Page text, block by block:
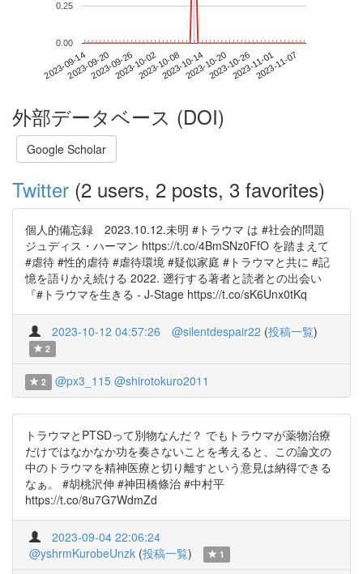
2023-09-142023-09-202023-09-262023-10-022023-10-082023-10-142023-10-202023-10-262023-11-012023-11-07
0.00
0.25
外部データベース (DOI)
Google Scholar
Twitter (2 users, 2 posts, 3 favorites)
個人的備忘録 2023.10.12.未明 #トラウマ は #社会的問題
ジュディス・ハーマン https://t.co/4BmSNz0FfO を踏まえて
#虐待 #性的虐待 #虐待環境 #疑似家庭 #トラウマと共に #記
憶を語りかえ続ける 2022. 遡行する著者と読者との出会い
『#トラウマを生きる - J-Stage https://t.co/sK6Unx0tKq
2023-10-12 04:57:26 @silentdespair22 (投稿一覧)
2
2 @px3_115 @shirotokuro2011
トラウマとPTSDって別物なんだ？ でもトラウマが薬物治療
だけではなかなか功を奏さないことを考えると、この論文の
中のトラウマを精神医療と切り離すという意見は納得できる
なぁ。 #胡桃沢伸 #神田橋條治 #中村平
https://t.co/8u7G7WdmZd
2023-09-04 22:06:24
@yshrmKurobeUnzk (投稿一覧) 1